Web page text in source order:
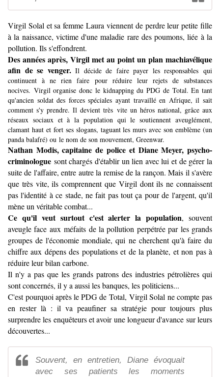
Virgil Solal et sa femme Laura viennent de perdre leur petite fille
à la naissance, victime d'une maladie rare des poumons, liée à la
pollution. Ils s'effondrent.
Des années après, Virgil met au point un plan machiavélique
afin de se venger.Il décide de faire payer les responsables qui
continuent à ne rien faire pour réduire leur rejets de substances
nocives. Virgil organise donc le kidnapping du PDG de Total. En tant
qu'ancien soldat des forces spéciales ayant travaillé en Afrique, il sait
comment s'y prendre. Il devient très vite un héros national, grâce aux
réseaux sociaux et à la population qui le soutiennent aveuglément,
clamant haut et fort ses slogans, taguant les murs avec son emblème (un
panda balafré) ou le nom de son mouvement, Greenwar.
Nathan Modis, capitaine de police et Diane Meyer, psycho-
criminologue sont chargés d'établir un lien avec lui et de gérer la
suite de l'affaire, entre autre la remise de la rançon. Mais il s'avère
que très vite, ils comprennent que Virgil dont ils ne connaissent
pas l'identité à ce stade, ne fait pas tout ça pour de l'argent, qu'il
mène un véritable combat...
Ce qu'il veut surtout c'est alerter la population, souvent
aveugle face aux méfaits de la pollution perpétrée par les grands
groupes de l'économie mondiale, qui ne cherchent qu'à faire du
chiffre aux dépens des populations et de la planète, et non pas à
réduire leur bilan carbone.
Il n'y a pas que les grands patrons des industries pétrolières qui
sont concernés, il y a aussi les banques, les politiciens...
C'estpourquoi après le PDG de Total, Virgil Solal ne compte pas
en rester là : il va peaufiner sa stratégie pour toujours plus
surprendre les enquêteurs et avoir une longueur d'avance sur leurs
découvertes...
Souvent, en entretien, Diane évoquait
avec ses patients les moments